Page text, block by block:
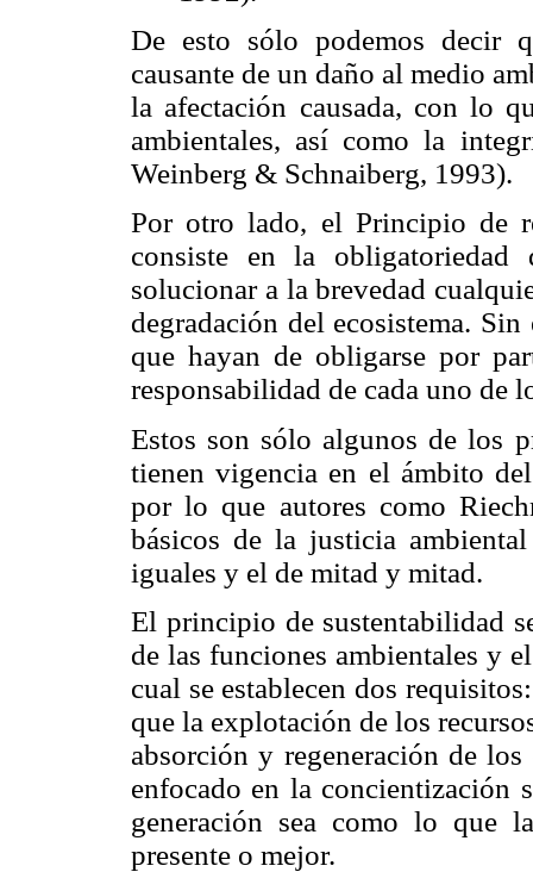
De esto sólo podemos decir
causante de un daño al medio
la afectación causada, con lo
ambientales, así como la
Weinberg & Schnaiberg, 1993).
Por otro lado, el Principio de
consiste en la
solucionar a la brevedad
degradación del ecosistema.
que hayan de obligarse por
responsabilidad de cada uno de
Estos son sólo algunos de los
tienen vigencia en el ámbito
por lo que autores como
básicos de la justicia
iguales y el de mitad y mitad.
El principio de sustentabilidad
de las funciones ambientales y
cual se establecen dos
que la explotación de los
absorción y regeneración de
enfocado en la concientización
generación sea como lo que
presente o mejor.